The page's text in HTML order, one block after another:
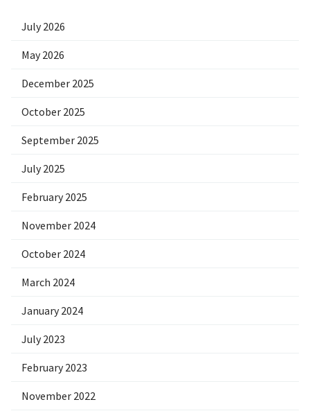
July 2026
May 2026
December 2025
October 2025
September 2025
July 2025
February 2025
November 2024
October 2024
March 2024
January 2024
July 2023
February 2023
November 2022